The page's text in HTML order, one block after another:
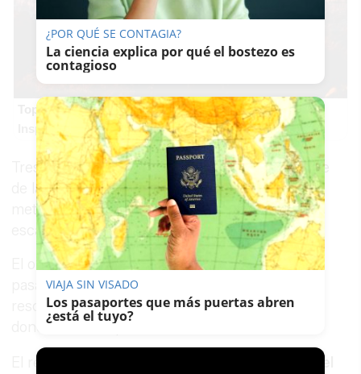
Top 2026: destinos clave
Inspírate y elige tu próximo destino para 2026
Tres efectivos realizan las maniobras de rescate
de la persona, que se encontraba a unos 150
metros, utilizando escarpines, camilla nido y
escaleras para subir el cuerpo a la superficie.
El oleaje y el viento habían hecho que el cuerpo
pasara por la zona del
rescate se realizara por la zona contraria por
donde se había producido la caída.
¿POR QUÉ SE CONTAGIA?
La ciencia explica por qué el bostezo es
contagioso
VIAJA SIN VISADO
Los pasaportes que más puertas abren
¿está el tuyo?